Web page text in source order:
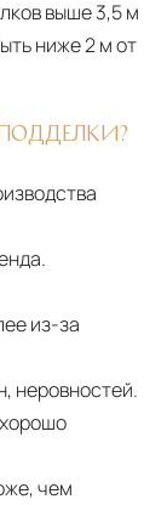
выше 3,5 м
ниже 2 м от
из-за
неровностей.
чем